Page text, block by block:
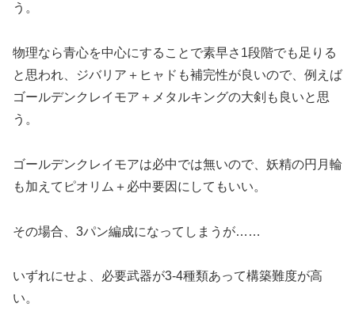
う。
物理なら青心を中心にすることで素早さ1段階でも足りる
と思われ、ジバリア＋ヒャドも補完性が良いので、例えば
ゴールデンクレイモア＋メタルキングの大剣も良いと思
う。
ゴールデンクレイモアは必中では無いので、妖精の円月輪
も加えてピオリム＋必中要因にしてもいい。
その場合、3パン編成になってしまうが……
いずれにせよ、必要武器が3-4種類あって構築難度が高
い。